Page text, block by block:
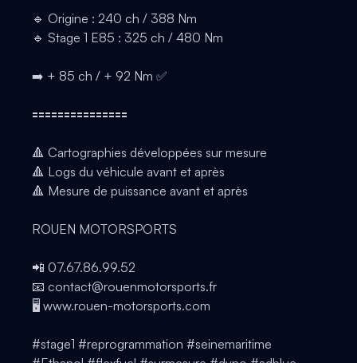
🔹 Origine : 240 ch / 388 Nm
🔹 Stage 1 E85 : 325 ch / 480 Nm
➡️ + 85 ch / + 92 Nm ✅
🟰🟰🟰🟰🟰🟰🟰🟰🟰🟰🟰🟰🟰🟰🟰
🔺 Cartographies développées sur mesure
🔺 Logs du véhicule avant et après
🔺 Mesure de puissance avant et après
ROUEN MOTORSPORTS
📲 07.67.86.99.52
📧 contact@rouenmotorsports.fr
🖥️ www.rouen-motorsports.com
#stage1 #reprogrammation #seinemaritime